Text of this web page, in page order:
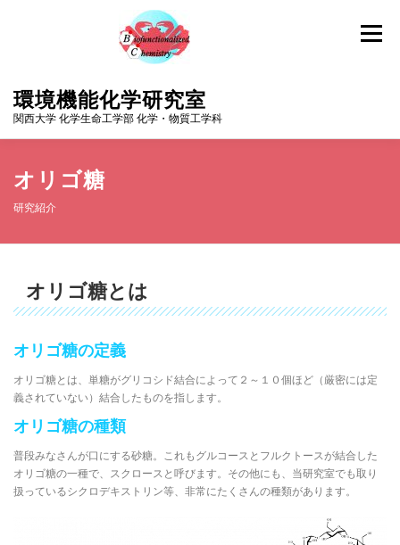
環境機能化学研究室
関西大学 化学生命工学部 化学・物質工学科
メニュー
ホーム 研究紹介
オリゴ糖
研究紹介
オリゴ糖とは
オリゴ糖の定義
オリゴ糖とは、単糖がグリコシド結合によって２～１０個ほど（厳密には定
義されていない）結合したものを指します。
オリゴ糖の種類
普段みなさんが口にする砂糖。これもグルコースとフルクトースが結合した
オリゴ糖の一種で、スクロースと呼びます。その他にも、当研究室でも取り
扱っているシクロデキストリン等、非常にたくさんの種類があります。